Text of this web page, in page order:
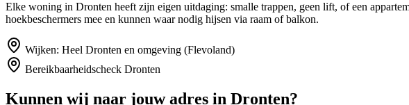
Elke woning in Dronten heeft zijn eigen uitdaging: smalle trappen, geen lift, of een
hoekbeschermers mee en kunnen waar nodig hijsen via raam of balkon.
Wijken: Heel Dronten en omgeving (Flevoland)
Bereikbaarheidscheck Dronten
Kunnen wij naar jouw adres in Dronten?